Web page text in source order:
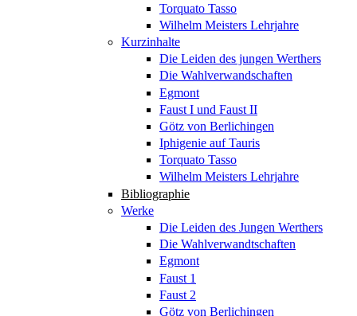
Torquato Tasso
Wilhelm Meisters Lehrjahre
Kurzinhalte
Die Leiden des jungen Werthers
Die Wahlverwandschaften
Egmont
Faust I und Faust II
Götz von Berlichingen
Iphigenie auf Tauris
Torquato Tasso
Wilhelm Meisters Lehrjahre
Bibliographie
Werke
Die Leiden des Jungen Werthers
Die Wahlverwandtschaften
Egmont
Faust 1
Faust 2
Götz von Berlichingen